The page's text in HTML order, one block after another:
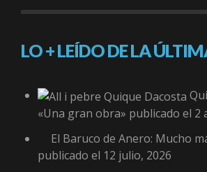
LO + LEÍDO DE LA
«Una gran obra» publicado el 2
El Baruco de Anero: Mucho
publicado el 12 julio, 2026